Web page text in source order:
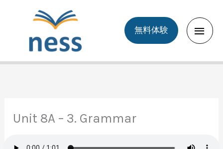
Main
無料体験
Unit 8A – 3. Grammar